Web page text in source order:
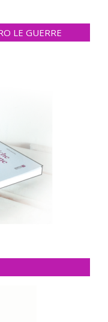
LE GUERRE